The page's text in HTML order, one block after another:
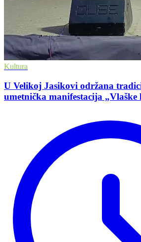
Kultura
U Velikoj Jasikovi održana
umetnička manifestacija „Vlaške